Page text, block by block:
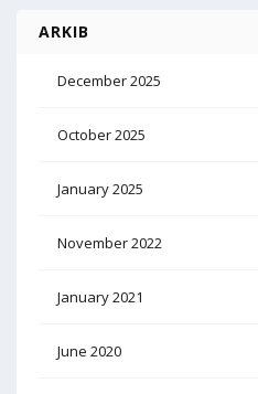
ARKIB
December 2025
October 2025
January 2025
November 2022
January 2021
June 2020